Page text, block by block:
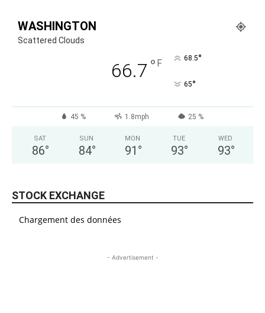
WASHINGTON
Scattered Clouds
66.7 ° F 68.5°
65°
45 % 1.8mph 25 %
SAT
86°
SUN
84°
MON
91 °
TUE
93°
WED
93°
STOCK EXCHANGE
Chargement des données
- Advertisement -